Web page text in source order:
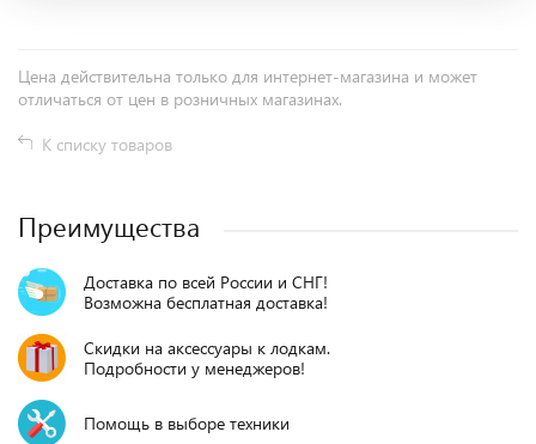
Цена действительна только для интернет-магазина и может
отличаться от цен в розничных магазинах.
К списку товаров
Преимущества
Доставка по всей России и СНГ!
Возможна бесплатная доставка!
Скидки на аксессуары к лодкам.
Подробности у менеджеров!
Помощь в выборе техники